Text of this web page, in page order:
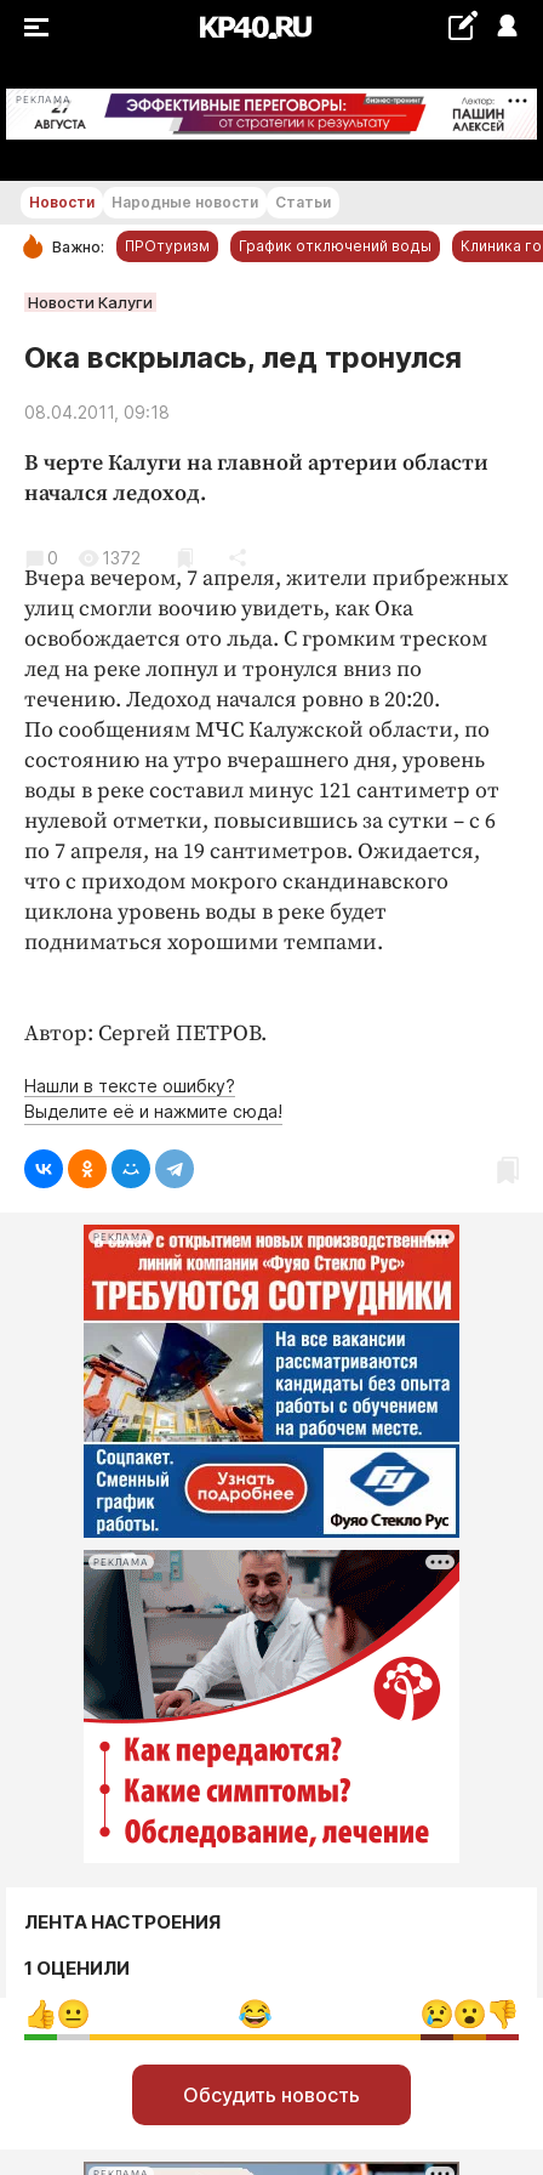
РЕКЛАМА +21...+22 °С
РУБРИКИ
Новости компаний
Статьи
Народные новости
Авто и транспорт
Криминал
Культура
Недвижимость и ЖКХ
Образование
Общество
Погода
Праздники
Происшествия
Спорт
Экономика и бизнес
ПРОЕКТЫ
Издания
Интересное чтиво
Клиника года
Бренд года
Новости Народные новости Статьи
Важно: ПРОтуризм График отключений воды Клиника
Новости Калуги
Ока вскрылась, лед тронулся
08.04.2011, 09:18
В черте Калуги на главной артерии области
начался ледоход.
0 1372
Вчера вечером, 7 апреля, жители прибрежных
улиц смогли воочию увидеть, как Ока
освобождается ото льда. С громким треском
лед на реке лопнул и тронулся вниз по
течению. Ледоход начался ровно в 20:20.
По сообщениям МЧС Калужской области, по
состоянию на утро вчерашнего дня, уровень
воды в реке составил минус 121 сантиметр от
нулевой отметки, повысившись за сутки – с 6
по 7 апреля, на 19 сантиметров. Ожидается,
что с приходом мокрого скандинавского
циклона уровень воды в реке будет
подниматься хорошими темпами.
Автор: Сергей ПЕТРОВ.
Нашли в тексте ошибку?
Выделите её и нажмите сюда!
РЕКЛАМА
РЕКЛАМА
ЛЕНТА НАСТРОЕНИЯ
1 ОЦЕНИЛИ
Обсудить новость